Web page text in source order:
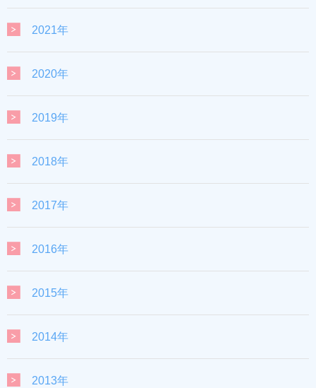
2021年
2020年
2019年
2018年
2017年
2016年
2015年
2014年
2013年